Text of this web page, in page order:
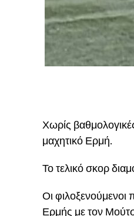
Χωρίς
μαχητικό Ερμή.
Το τελικό σκορ
Οι
Ερμής με τον